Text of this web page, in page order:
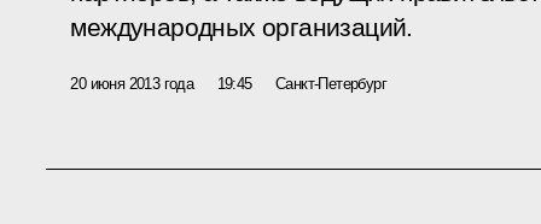
международных организаций.
20 июня 2013 года 19:45 Санкт-Петербург